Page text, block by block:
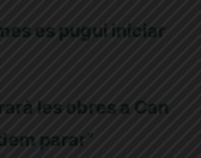
es pugui iniciar
les obres a Can
parar”